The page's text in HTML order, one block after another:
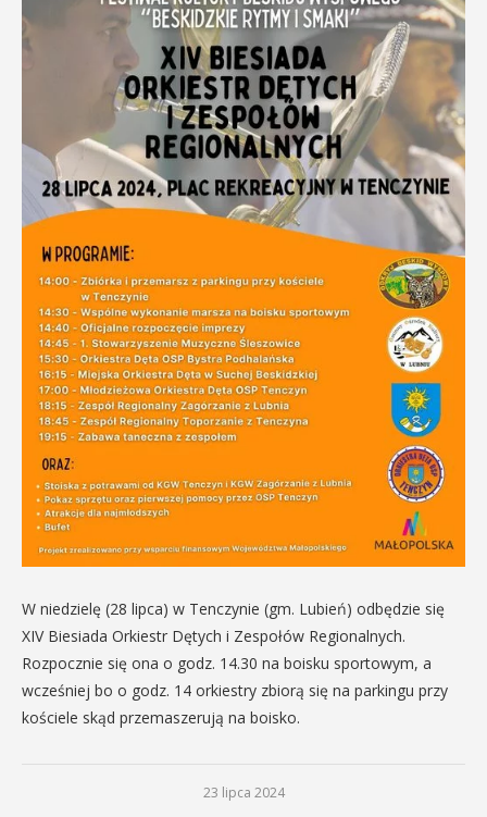
W niedzielę (28 lipca) w Tenczynie (gm. Lubień) odbędzie się
XIV Biesiada Orkiestr Dętych i Zespołów Regionalnych.
Rozpocznie się ona o godz. 14.30 na boisku sportowym, a
wcześniej bo o godz. 14 orkiestry zbiorą się na parkingu przy
kościele skąd przemaszerują na boisko.
23 lipca 2024